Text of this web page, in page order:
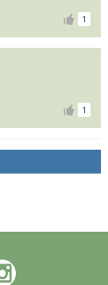
1
1